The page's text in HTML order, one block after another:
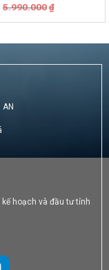
5.990.000 ₫
là:
tại
5.490.000₫.
AN
hoạch và đầu tư tỉnh